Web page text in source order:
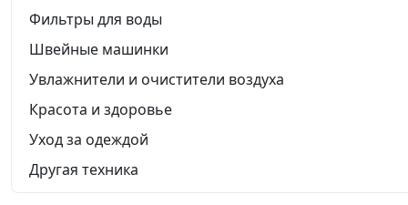
Фильтры для воды
Швейные машинки
Увлажнители и очистители воздуха
Красота и здоровье
Уход за одеждой
Другая техника